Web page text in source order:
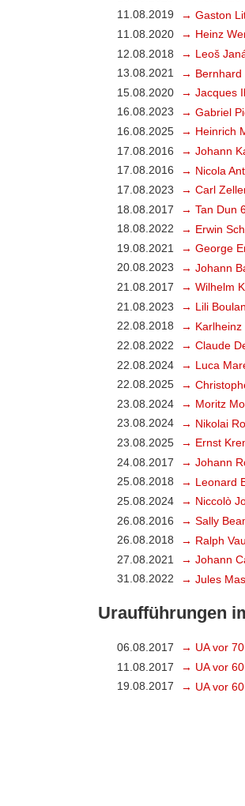
11.08.2019
→ Gaston
11.08.2020
→ Heinz
12.08.2018
→ Leoš
13.08.2021
→ Bernhard
15.08.2020
→ Jacques
16.08.2023
→ Gabriel
16.08.2025
→ Heinrich
17.08.2016
→ Johann
17.08.2016
→ Nicola
17.08.2023
→ Carl
18.08.2017
→ Tan Dun
18.08.2022
→ Erwin
19.08.2021
→ George
20.08.2023
→ Johann
21.08.2017
→ Wilhelm
21.08.2023
→ Lili
22.08.2018
→ Karlheinz
22.08.2022
→ Claude
22.08.2024
→ Luca
22.08.2025
→
23.08.2024
→ Moritz
23.08.2024
→ Nikolai
23.08.2025
→ Ernst
24.08.2017
→ Johann
25.08.2018
→ Leonard
25.08.2024
→ Niccolò
26.08.2016
→ Sally
26.08.2018
→ Ralph
27.08.2021
→ Johann
31.08.2022
→ Jules
Uraufführungen
06.08.2017
→ UA vor
11.08.2017
→ UA vor
19.08.2017
→ UA vor